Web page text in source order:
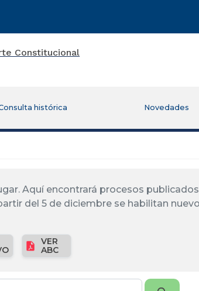
histórica Novedades
Aquí encontrará procesos
del 5 de diciembre se habilitan
VER
ABC